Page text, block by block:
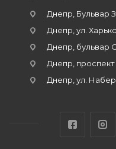
Днепр, Бульвар
Днепр, ул.
Днепр, бульвар
Днепр,
Днепр, ул.